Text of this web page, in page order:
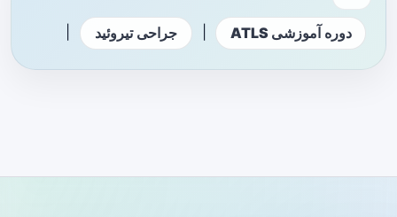
دوره آموزشی ATLS جراحی تیروئید